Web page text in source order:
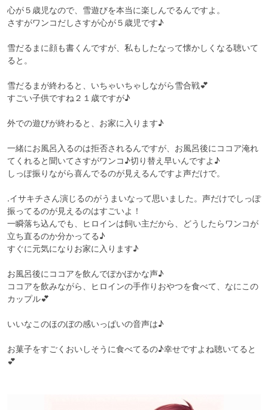
心が５歳児なので、雪遊びを本当に楽しんでるんですよ。
さすがワンコだしさすが心が５歳児です♪
雪だるまに顔も書くんですが、私もしたなって懐かしくなる聴いて
ると。
雪だるまが終わると、いちゃいちゃしながら雪合戦💕
すごい子供ですね２１歳ですが♪
外での遊びが終わると、お家に入ります♪
一緒にお風呂入るのは拒否されるんですが、お風呂後にココア淹れ
てくれると聞いてさすがワンコ♪切り替え早いんですよ♪
しっぽ振りながら喜んでるのが見えるんですよ声だけで。
.イサキチさん演じるのがうまいなって思いました。声だけでしっぽ
振ってるのが見えるのはすごいよ！
一瞬落ち込んでも、ヒロインは飼い主だから、どうしたらワンコが
立ち直るのか分かってる♪
すぐに元気になりお家に入ります♪
お風呂後にココアを飲んでぽかぽかな声♪
ココアを飲みながら、ヒロインの手作りおやつを食べて、なにこの
カップル💕
いいなこのほのぼの感いっぱいの音声は♪
お菓子をすごくおいしそうに食べてるの♪幸せですよね聴いてると
💕